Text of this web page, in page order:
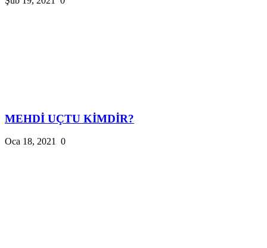
MEHDİ UÇTU KİMDİR?
Oca 18, 2021 0